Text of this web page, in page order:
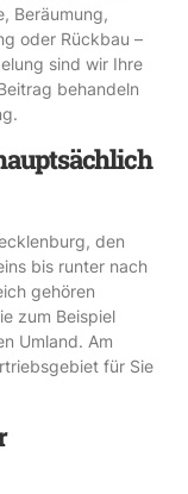
Beräumung,
oder Rückbau –
sind wir Ihre
behandeln
den
bis runter nach
gehören
zum Beispiel
Umland. Am
für Sie